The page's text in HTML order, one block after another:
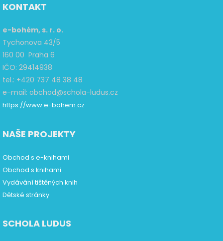
KONTAKT
e-bohém, s. r. o.
Tychonova 43/5
160 00 Praha 6
IČO: 29414938
tel.: +420 737 48 38 48
e-mail: obchod@schola-ludus.cz
https://www.e-bohem.cz
NAŠE PROJEKTY
Obchod s e-knihami
Obchod s knihami
Vydávání tištěných knih
Dětské stránky
SCHOLA LUDUS